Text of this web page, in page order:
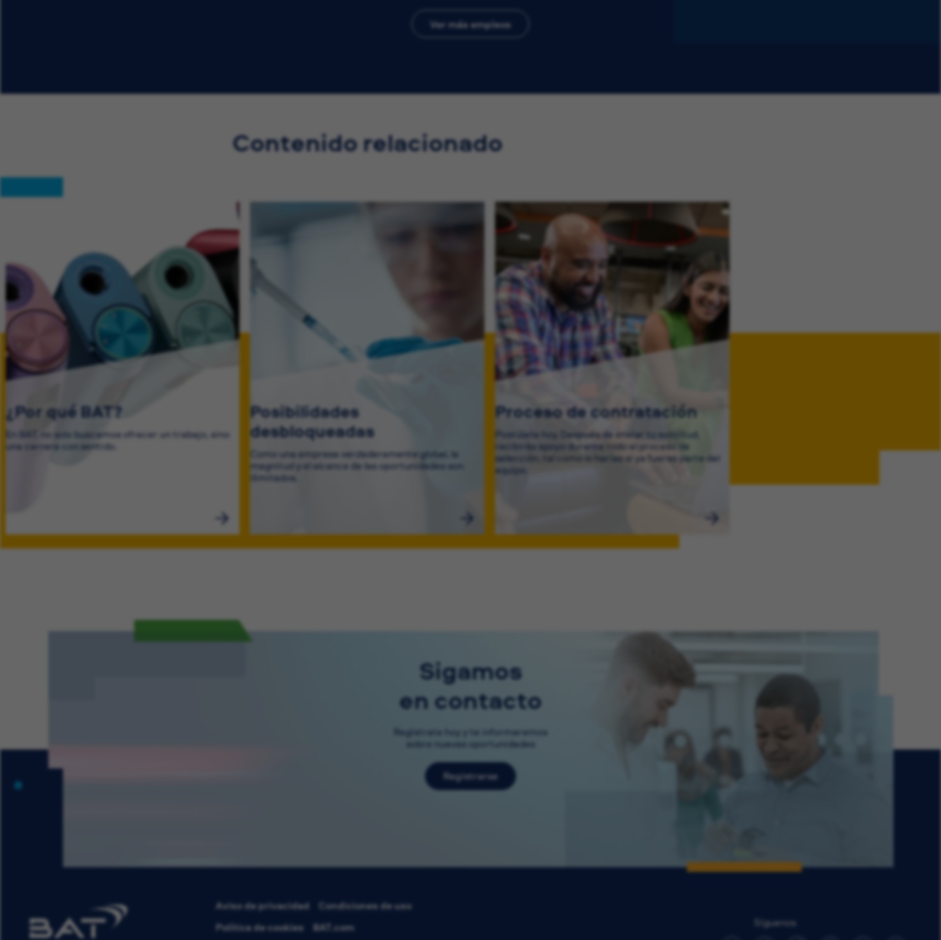
Ver más empleos
Contenido relacionado
¿Por qué BAT?
En BAT, no solo buscamos ofrecer un trabajo, sino
una carrera con sentido.
Posibilidades
desbloqueadas
Como una empresa verdaderamente global, la
magnitud y el alcance de las oportunidades son
ilimitados.
Proceso de contratación
Postúlate hoy. Después de enviar tu solicitud,
recibirás apoyo durante todo el proceso de
selección, tal como lo harías si ya fueras parte del
equipo.
Sigamos
en contacto
Regístrate hoy y te informaremos
sobre nuevas oportunidades
Registrarse
Aviso de privacidad
Condiciones de uso
Política de cookies
BAT.com Síguenos